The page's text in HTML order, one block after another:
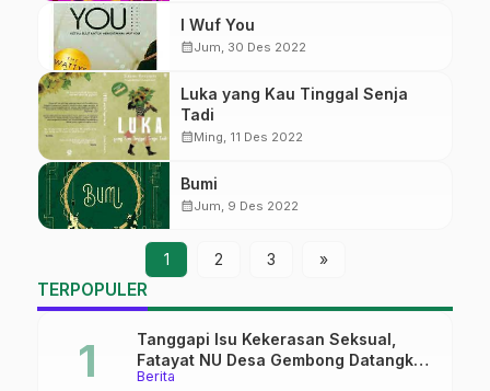
I Wuf You
calendar_monthJum, 30 Des 2022
Luka yang Kau Tinggal Senja
Tadi
calendar_monthMing, 11 Des 2022
Bumi
calendar_monthJum, 9 Des 2022
1 2 3 »
TERPOPULER
Berita
Tanggapi Isu Kekerasan Seksual,
Fatayat NU Desa Gembong Datangkan
Aktifis HAM